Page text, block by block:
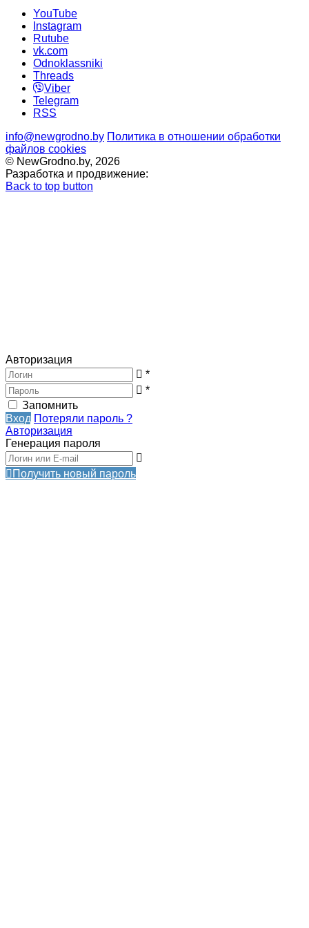
YouTube
Instagram
Rutube
vk.com
Odnoklassniki
Threads
Viber
Telegram
RSS
info@newgrodno.by Политика в отношении обработки
файлов cookies
© NewGrodno.by, 2026
Разработка и продвижение:
Back to top button
Авторизация
*
*
Запомнить
Вход Потеряли пароль ?
Авторизация
Генерация пароля
Получить новый пароль